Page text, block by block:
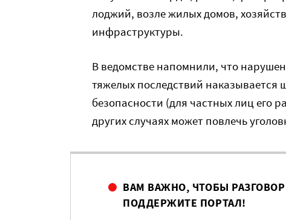
лоджий, возле жилых домов,
инфраструктуры.
В ведомстве напомнили, что
тяжелых последствий
безопасности (для частных лиц его
других случаях может повлечь
ВАМ ВАЖНО, ЧТОБЫ
ПОДДЕРЖИТЕ ПОРТАЛ!